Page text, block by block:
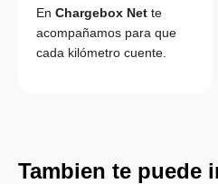
En Chargebox Net te
acompañamos para que
cada kilómetro cuente.
Tambien te puede